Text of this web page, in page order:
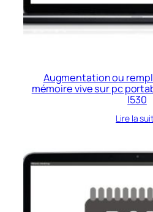
Augmentation ou
mémoire vive sur pc
l530
Lire la